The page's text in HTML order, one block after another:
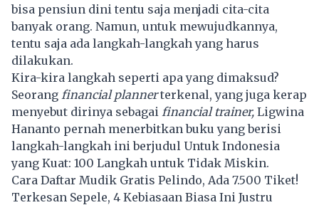
bisa pensiun dini tentu saja menjadi cita-cita
banyak orang. Namun, untuk mewujudkannya,
tentu saja ada langkah-langkah yang harus
dilakukan.
Kira-kira langkah seperti apa yang dimaksud?
Seorang financial plannerterkenal, yang juga kerap
menyebut dirinya sebagai financial trainer, Ligwina
Hananto pernah menerbitkan buku yang berisi
langkah-langkah ini berjudul Untuk Indonesia
yang Kuat: 100 Langkah untuk Tidak Miskin.
Cara Daftar Mudik Gratis Pelindo, Ada 7.500 Tiket!
Terkesan Sepele, 4 Kebiasaan Biasa Ini Justru